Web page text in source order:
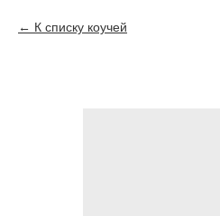
К списку коучей